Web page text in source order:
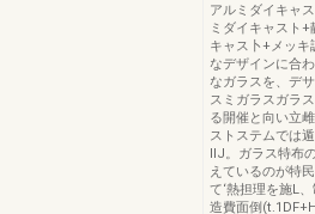
アルミダイキャ
ミダイキャスト
キャス卜+メッ
なデザインに合
なガラスを、デ
スミガラスガラ
る開催と向い立
ストステムでは
IIJ。ガラス特布
えているのが特
て‘熱担理を施L
造費面倒